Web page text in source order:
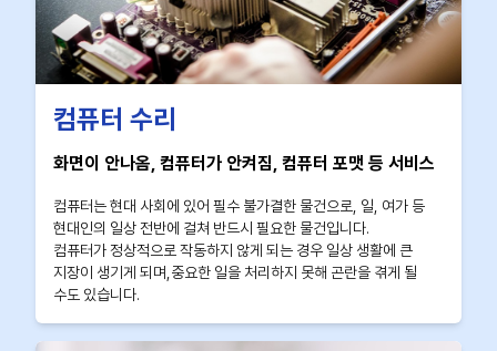
컴퓨터 수리
화면이 안나옴, 컴퓨터가 안켜짐, 컴퓨터 포맷 등 서비스
컴퓨터는 현대 사회에 있어 필수 불가결한 물건으로, 일, 여가 등
현대인의 일상 전반에 걸쳐 반드시 필요한 물건입니다.
컴퓨터가 정상적으로 작동하지 않게 되는 경우 일상 생활에 큰
지장이 생기게 되며,중요한 일을 처리하지 못해 곤란을 겪게 될
수도 있습니다.